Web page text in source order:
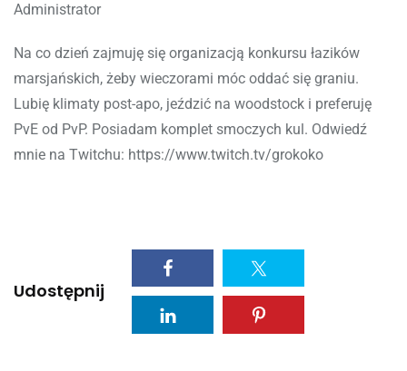
Administrator
Na co dzień zajmuję się organizacją konkursu łazików
marsjańskich, żeby wieczorami móc oddać się graniu.
Lubię klimaty post-apo, jeździć na woodstock i preferuję
PvE od PvP. Posiadam komplet smoczych kul. Odwiedź
mnie na Twitchu: https://www.twitch.tv/grokoko
Udostępnij